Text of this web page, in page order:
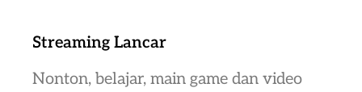
Streaming Lancar
Nonton, belajar, main game dan video